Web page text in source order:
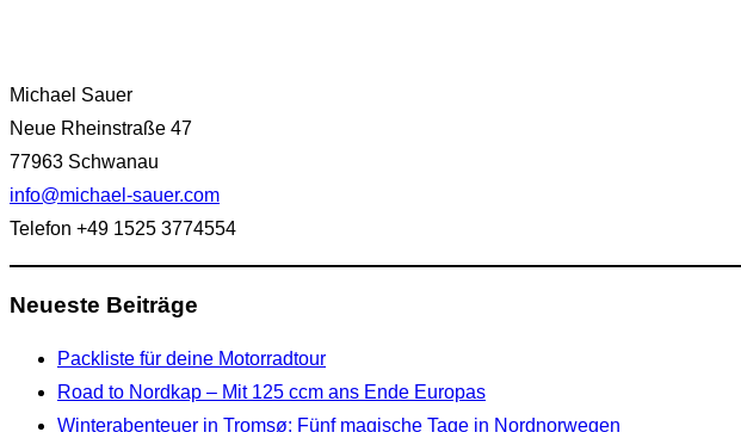
Michael Sauer
Neue Rheinstraße 47
77963 Schwanau
info@michael-sauer.com
Telefon +49 1525 3774554
Neueste Beiträge
Packliste für deine Motorradtour
Road to Nordkap – Mit 125 ccm ans Ende Europas
Winterabenteuer in Tromsø: Fünf magische Tage in Nordnorwegen